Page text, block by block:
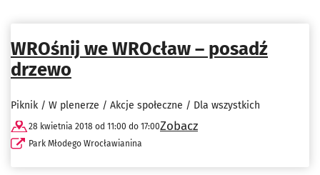
WROśnij we WROcław – posadź
drzewo
Piknik / W plenerze / Akcje społeczne / Dla wszystkich
28 kwietnia 2018 od 11:00 do 17:00
Park Młodego Wrocławianina
Zobacz